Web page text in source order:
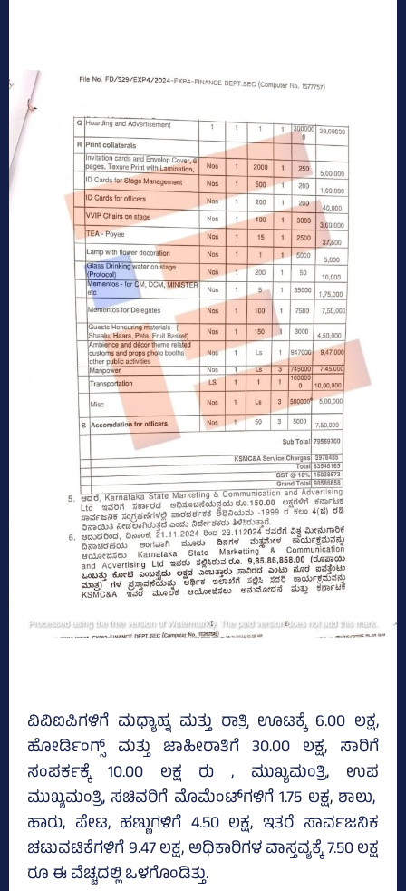
ವಿವಿಐಪಿಗಳಿಗೆ ಮಧ್ಯಾಹ್ನ ಮತ್ತು ರಾತ್ರಿ ಊಟಕ್ಕೆ 6.00 ಲಕ್ಷ,
ಹೋರ್ಡಿಂಗ್ಸ್‌ ಮತ್ತು ಜಾಹೀರಾತಿಗೆ 30.00 ಲಕ್ಷ, ಸಾರಿಗೆ
ಸಂಪರ್ಕಕ್ಕೆ 10.00 ಲಕ್ಷ ರು , ಮುಖ್ಯಮಂತ್ರಿ, ಉಪ
ಮುಖ್ಯಮಂತ್ರಿ, ಸಚಿವರಿಗೆ ಮೊಮೆಂಟ್‌ಗಳಿಗೆ 1.75 ಲಕ್ಷ, ಶಾಲು,
ಹಾರು, ಪೇಟ, ಹಣ್ಣುಗಳಿಗೆ 4.50 ಲಕ್ಷ, ಇತರೆ ಸಾರ್ವಜನಿಕ
ಚಟುವಟಿಕೆಗಳಿಗೆ 9.47 ಲಕ್ಷ, ಅಧಿಕಾರಿಗಳ ವಾಸ್ತವ್ಯಕ್ಕೆ 7.50 ಲಕ್ಷ
ರೂ ಈ ವೆಚ್ಚದಲ್ಲಿ ಒಳಗೊಂಡಿತ್ತು.